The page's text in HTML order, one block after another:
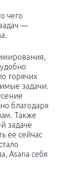
чего
—
горячих
задачи.
благодаря
Также
задаче
ее сейчас
Asana себя